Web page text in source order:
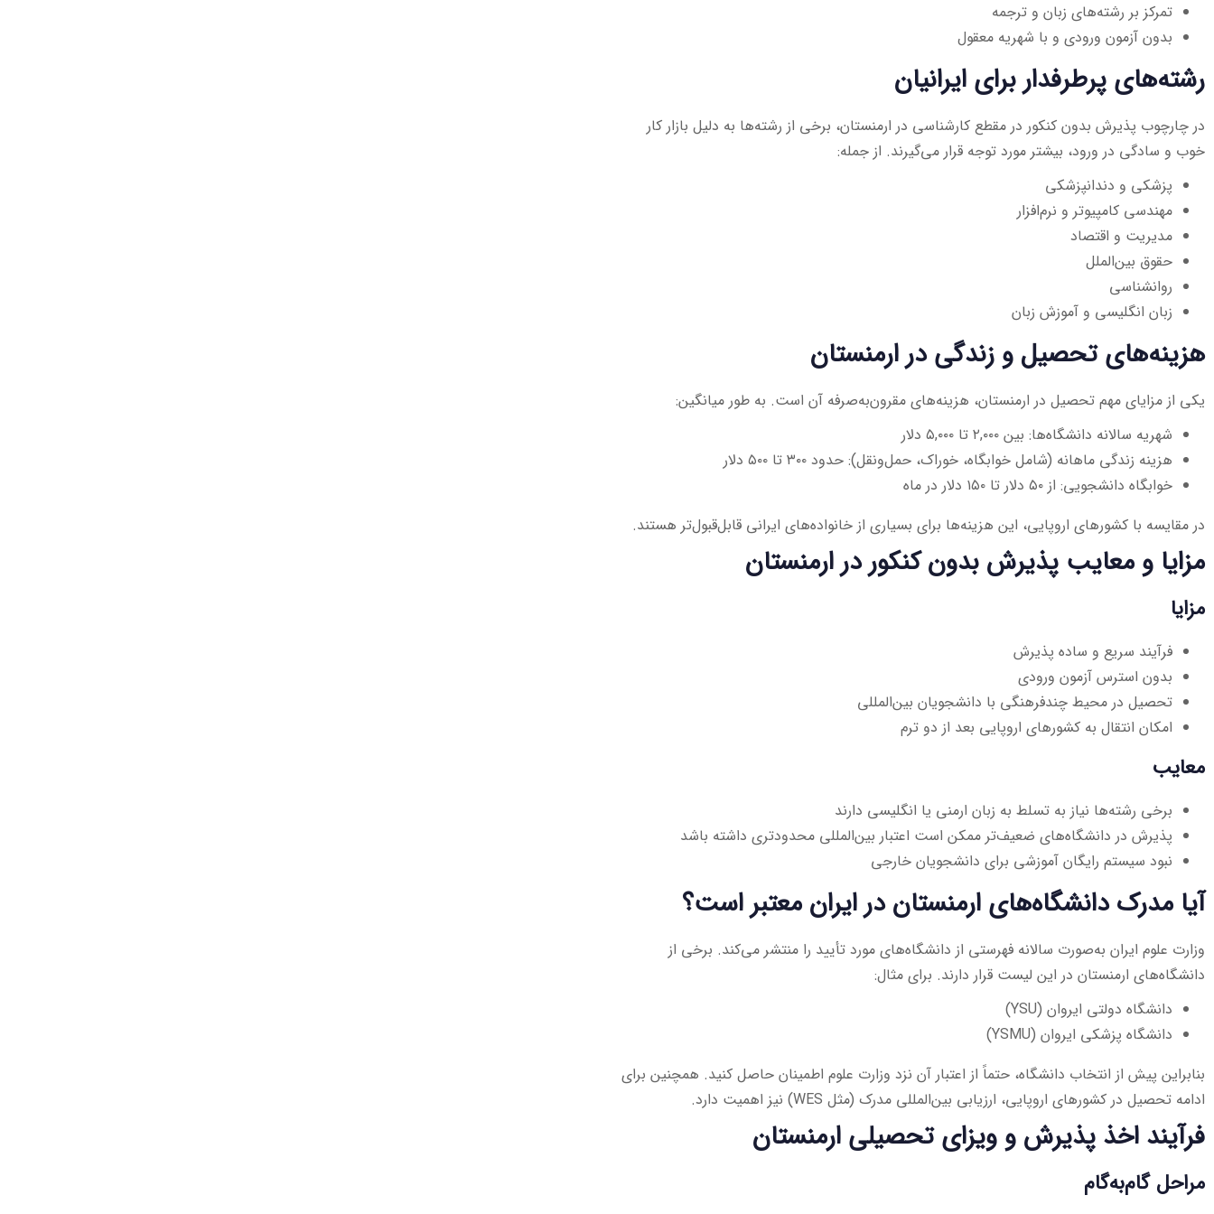
تمرکز بر رشته‌های زبان و ترجمه
بدون آزمون ورودی و با شهریه معقول
رشته‌های پرطرفدار برای ایرانیان
در چارچوب پذیرش بدون کنکور در مقطع کارشناسی در ارمنستان، برخی از رشته‌ها به دلیل بازار کار
خوب و سادگی در ورود، بیشتر مورد توجه قرار می‌گیرند. از جمله:
پزشکی و دندانپزشکی
مهندسی کامپیوتر و نرم‌افزار
مدیریت و اقتصاد
حقوق بین‌الملل
روانشناسی
زبان انگلیسی و آموزش زبان
هزینه‌های تحصیل و زندگی در ارمنستان
یکی از مزایای مهم تحصیل در ارمنستان، هزینه‌های مقرون‌به‌صرفه آن است. به طور میانگین:
شهریه سالانه دانشگاه‌ها: بین ۲,۰۰۰ تا ۵,۰۰۰ دلار
هزینه زندگی ماهانه (شامل خوابگاه، خوراک، حمل‌ونقل): حدود ۳۰۰ تا ۵۰۰ دلار
خوابگاه دانشجویی: از ۵۰ دلار تا ۱۵۰ دلار در ماه
در مقایسه با کشورهای اروپایی، این هزینه‌ها برای بسیاری از خانواده‌های ایرانی قابل‌قبول‌تر هستند.
مزایا و معایب پذیرش بدون کنکور در ارمنستان
مزایا
فرآیند سریع و ساده پذیرش
بدون استرس آزمون ورودی
تحصیل در محیط چندفرهنگی با دانشجویان بین‌المللی
امکان انتقال به کشورهای اروپایی بعد از دو ترم
معایب
برخی رشته‌ها نیاز به تسلط به زبان ارمنی یا انگلیسی دارند
پذیرش در دانشگاه‌های ضعیف‌تر ممکن است اعتبار بین‌المللی محدودتری داشته باشد
نبود سیستم رایگان آموزشی برای دانشجویان خارجی
آیا مدرک دانشگاه‌های ارمنستان در ایران معتبر است؟
وزارت علوم ایران به‌صورت سالانه فهرستی از دانشگاه‌های مورد تأیید را منتشر می‌کند. برخی از
دانشگاه‌های ارمنستان در این لیست قرار دارند. برای مثال:
دانشگاه دولتی ایروان (YSU)
دانشگاه پزشکی ایروان (YSMU)
بنابراین پیش از انتخاب دانشگاه، حتماً از اعتبار آن نزد وزارت علوم اطمینان حاصل کنید. همچنین برای
ادامه تحصیل در کشورهای اروپایی، ارزیابی بین‌المللی مدرک (مثل WES) نیز اهمیت دارد.
فرآیند اخذ پذیرش و ویزای تحصیلی ارمنستان
مراحل گام‌به‌گام